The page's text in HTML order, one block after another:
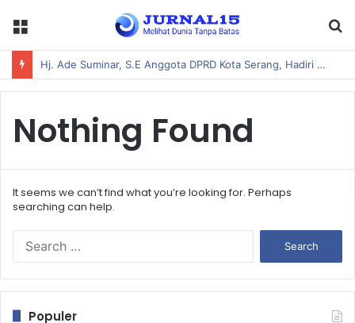
Hj. Ade Suminar, S.E Anggota DPRD Kota Serang, Hadiri Acara Pembukaan Bakti Siliwangi Manunggal Satata Sariksa T.A 2026 Kodim 06/02 Serang
Nothing Found
It seems we can’t find what you’re looking for. Perhaps
searching can help.
Populer